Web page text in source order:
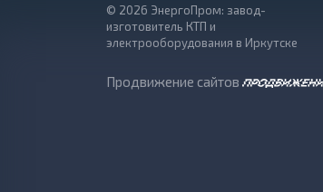
© 2026 ЭнергоПром: завод-
изготовитель КТП и
электрооборудования в Иркутске
Продвижение сайтов